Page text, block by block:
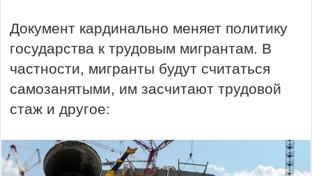
Документ кардинально меняет политику
государства к трудовым мигрантам. В
частности, мигранты будут считаться
самозанятыми, им засчитают трудовой
стаж и другое: